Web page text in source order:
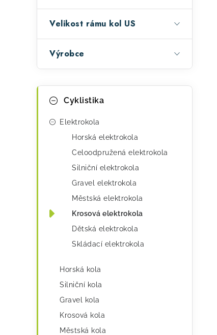
Velikost rámu kol US
Výrobce
Přeskočit
kategorie
K
Cyklistika
Elektrokola
Horská elektrokola
Celoodpružená elektrokola
Silniční elektrokola
Gravel elektrokola
Městská elektrokola
Krosová elektrokola
Dětská elektrokola
Skládací elektrokola
Horská kola
Silniční kola
Gravel kola
Krosová kola
Městská kola